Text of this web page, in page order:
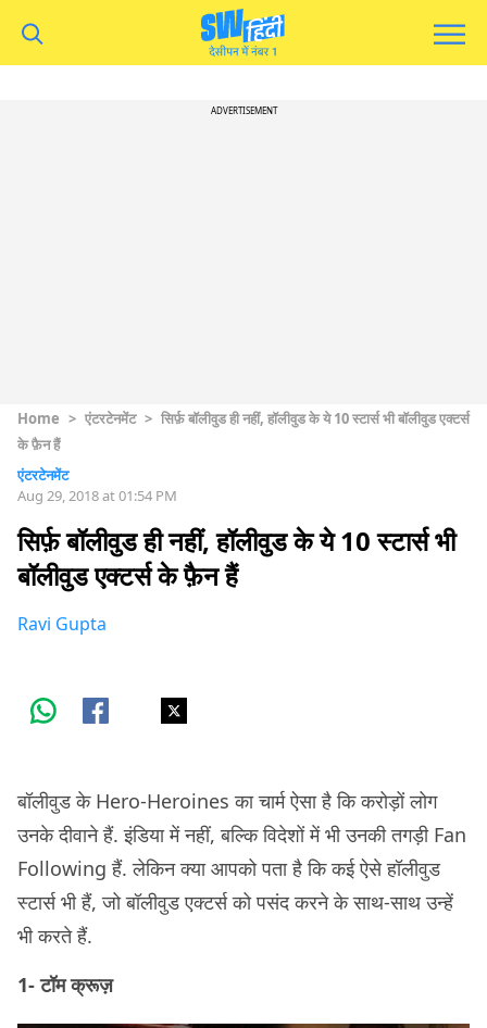
ADVERTISEMENT
Home > एंटरटेनमेंट > सिर्फ़ बॉलीवुड ही नहीं, हॉलीवुड के ये 10 स्टार्स भी बॉलीवुड एक्टर्स
के फ़ैन हैं
एंटरटेनमेंट
Aug 29, 2018 at 01:54 PM
सिर्फ़ बॉलीवुड ही नहीं, हॉलीवुड के ये 10 स्टार्स भी
बॉलीवुड एक्टर्स के फ़ैन हैं
Ravi Gupta
बॉलीवुड के Hero-Heroines का चार्म ऐसा है कि करोड़ों लोग
उनके दीवाने हैं. इंडिया में नहीं, बल्कि विदेशों में भी उनकी तगड़ी Fan
Following हैं. लेकिन क्या आपको पता है कि कई ऐसे हॉलीवुड
स्टार्स भी हैं, जो बॉलीवुड एक्टर्स को पसंद करने के साथ-साथ उन्हें
भी करते हैं.
1- टॉम क्रूज़